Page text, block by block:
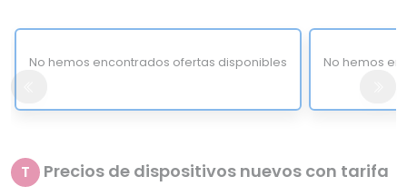
No hemos encontrados ofertas disponibles No hemos
T Precios de dispositivos nuevos con tarifa